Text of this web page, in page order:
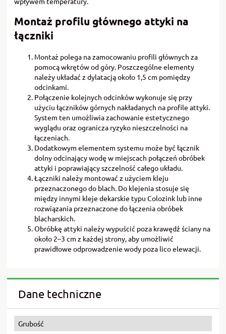
Montaż profilu głównego attyki na
łączniki
Montaż polega na zamocowaniu profili głównych za
pomocą wkrętów od góry. Poszczególne elementy
należy układać z dylatacją około 1,5 cm pomiędzy
odcinkami.
Połączenie kolejnych odcinków wykonuje się przy
użyciu łączników górnych nakładanych na profile attyki.
System ten umożliwia zachowanie estetycznego
wyglądu oraz ogranicza ryzyko nieszczelności na
łączeniach.
Dodatkowym elementem systemu może być łącznik
dolny odcinający wodę w miejscach połączeń obróbek
attyki i poprawiający szczelność całego układu.
Łączniki należy montować z użyciem kleju
przeznaczonego do blach. Do klejenia stosuje się
między innymi kleje dekarskie typu Colozink lub inne
rozwiązania przeznaczone do łączenia obróbek
blacharskich.
Obróbkę attyki należy wypuścić poza krawędź ściany na
około 2–3 cm z każdej strony, aby umożliwić
prawidłowe odprowadzenie wody poza lico elewacji.
Dane techniczne
Grubość